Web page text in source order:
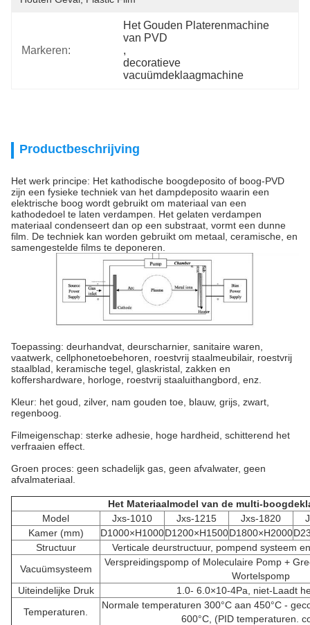
Markeren:
Het Gouden Platerenmachine
van PVD
,
decoratieve
vacuümdeklaagmachine
Productbeschrijving
Het werk principe: Het kathodische boogdeposito of boog-PVD
zijn een fysieke techniek van het dampdeposito waarin een
elektrische boog wordt gebruikt om materiaal van een
kathodedoel te laten verdampen. Het gelaten verdampen
materiaal condenseert dan op een substraat, vormt een dunne
film. De techniek kan worden gebruikt om metaal, ceramische, en
samengestelde films te deponeren.
Toepassing: deurhandvat, deurscharnier, sanitaire waren,
vaatwerk, cellphonetoebehoren, roestvrij staalmeubilair, roestvrij
staalblad, keramische tegel, glaskristal, zakken en
koffershardware, horloge, roestvrij staaluithangbord, enz.
Kleur: het goud, zilver, nam gouden toe, blauw, grijs, zwart,
regenboog.
Filmeigenschap: sterke adhesie, hoge hardheid, schitterend het
verfraaien effect.
Groen proces: geen schadelijk gas, geen afvalwater, geen
afvalmateriaal.
Het Materiaalmodel van de multi-
Model
Jxs-1010 Jxs-1215 Jxs-1820
Kamer (mm)
D1000×H1000D1200×H1500D1800×H2000
Structuur
Verticale deurstructuur, pompend systeem
Vacuümsysteem
Verspreidingspomp of Moleculaire Pomp +
Wortelspomp
Uiteindelijke Druk
1.0- 6.0×10-4Pa, niet-Laadt
Temperaturen.
Normale temperaturen 300°C aan 450°C -
600°C, (PID temperaturen.